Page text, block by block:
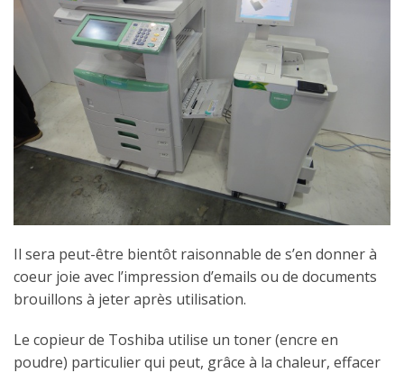
Il sera peut-être bientôt raisonnable de s’en donner à
coeur joie avec l’impression d’emails ou de documents
brouillons à jeter après utilisation.
Le copieur de Toshiba utilise un toner (encre en
poudre) particulier qui peut, grâce à la chaleur, effacer